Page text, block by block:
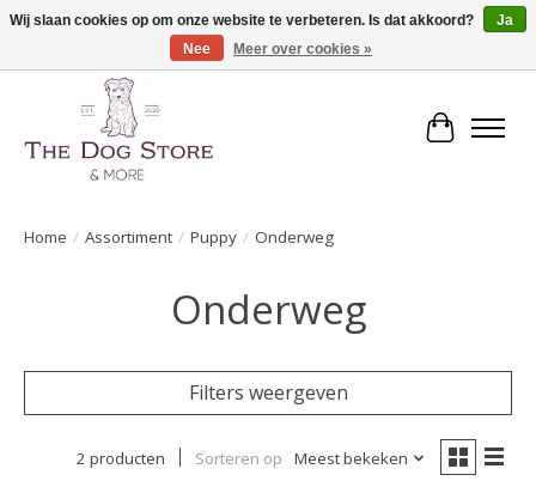
De speciaalzaak in hondenartikelen en meer!
Home / Assortiment / Puppy / Onderweg
Onderweg
Filters weergeven
2 producten Sorteren op Meest bekeken
Wij slaan cookies op om onze website te verbeteren. Is dat akkoord?
Ja
Nee
Meer over cookies »